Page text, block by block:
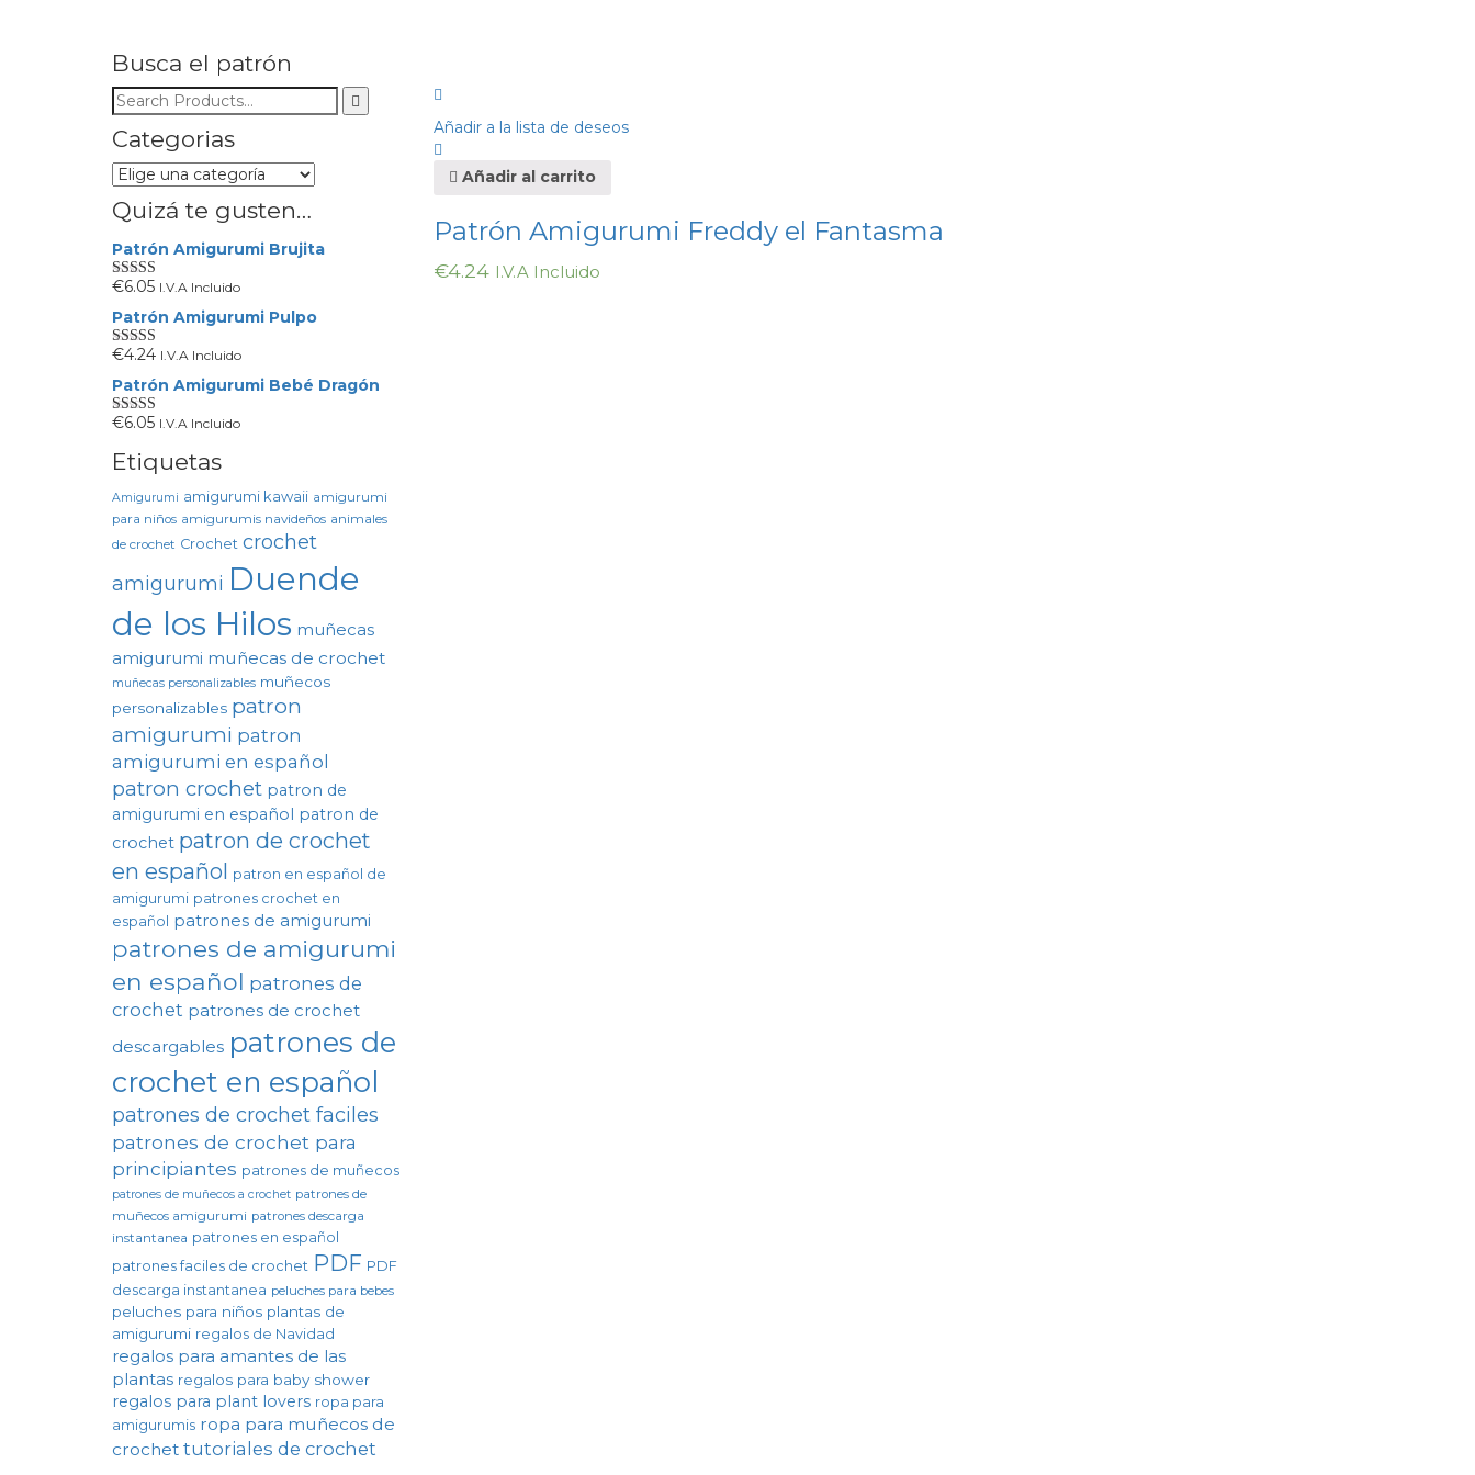
Busca el patrón
Categorias
Quizá te gusten…
Patrón Amigurumi Brujita
Valorado en
€6.05 I.V.A Incluido
Patrón Amigurumi Pulpo
Valorado en
€4.24 I.V.A Incluido
Patrón Amigurumi Bebé Dragón
Valorado en
€6.05 I.V.A Incluido
Etiquetas
Amigurumi amigurumi kawaii amigurumi
para niños amigurumis navideños animales
de crochet Crochet crochet
amigurumi Duende
de los Hilos muñecas
amigurumi muñecas de crochet
muñecas personalizables muñecos
personalizables patron
amigurumi patron
amigurumi en español
patron crochet patron de
amigurumi en español patron de
crochet patron de crochet
en español patron en español de
amigurumi patrones crochet en
español patrones de amigurumi
patrones de amigurumi
en español patrones de
crochet patrones de crochet
descargables patrones de
crochet en español
patrones de crochet faciles
patrones de crochet para
principiantes patrones de muñecos
patrones de muñecos a crochet patrones de
muñecos amigurumi patrones descarga
instantanea patrones en español
patrones faciles de crochet PDF PDF
descarga instantanea peluches para bebes
peluches para niños plantas de
amigurumi regalos de Navidad
regalos para amantes de las
plantas regalos para baby shower
regalos para plant lovers ropa para
amigurumis ropa para muñecos de
crochet tutoriales de crochet
Añadir a la lista de deseos
Añadir al carrito
Patrón Amigurumi Freddy el Fantasma
€4.24 I.V.A Incluido